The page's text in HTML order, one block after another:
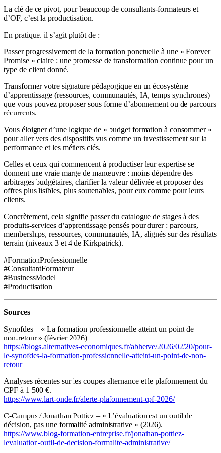
La clé de ce pivot, pour beaucoup de consultants‑formateurs et
d’OF, c’est la productisation.
En pratique, il s’agit plutôt de :
Passer progressivement de la formation ponctuelle à une « Forever
Promise » claire : une promesse de transformation continue pour un
type de client donné.
Transformer votre signature pédagogique en un écosystème
d’apprentissage (ressources, communautés, IA, temps synchrones)
que vous pouvez proposer sous forme d’abonnement ou de parcours
récurrents.
Vous éloigner d’une logique de « budget formation à consommer »
pour aller vers des dispositifs vus comme un investissement sur la
performance et les métiers clés.
Celles et ceux qui commencent à productiser leur expertise se
donnent une vraie marge de manœuvre : moins dépendre des
arbitrages budgétaires, clarifier la valeur délivrée et proposer des
offres plus lisibles, plus soutenables, pour eux comme pour leurs
clients.
Concrètement, cela signifie passer du catalogue de stages à des
produits‑services d’apprentissage pensés pour durer : parcours,
memberships, ressources, communautés, IA, alignés sur des résultats
terrain (niveaux 3 et 4 de Kirkpatrick).
#FormationProfessionnelle
#ConsultantFormateur
#BusinessModel
#Productisation
Sources
Synofdes – « La formation professionnelle atteint un point de
non‑retour » (février 2026).
https://blogs.alternatives-economiques.fr/abherve/2026/02/20/pour-
le-synofdes-la-formation-professionnelle-atteint-un-point-de-non-
retour
Analyses récentes sur les coupes alternance et le plafonnement du
CPF à 1 500 €.
https://www.lart-onde.fr/alerte-plafonnement-cpf-2026/
C‑Campus / Jonathan Pottiez – « L’évaluation est un outil de
décision, pas une formalité administrative » (2026).
https://www.blog-formation-entreprise.fr/jonathan-pottiez-
levaluation-outil-de-decision-formalite-administrative/